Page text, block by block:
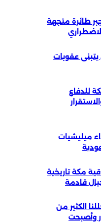
طائرة متجهة
عقوبات
للدفاع
ميليشيات
مكة تاريخية
قادمة
الكثير من
وأصبحت